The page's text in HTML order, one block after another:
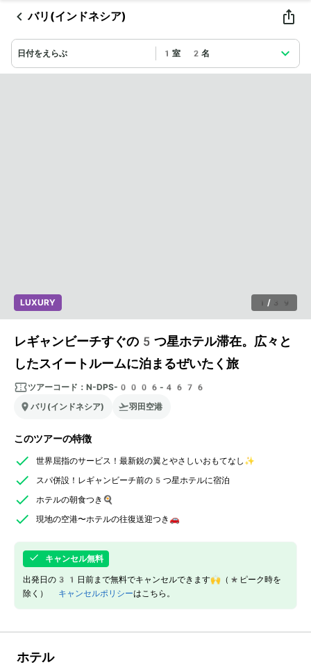
バリ(インドネシア)
日付をえらぶ 1室 2名
1 / 39
LUXURY
レギャンビーチすぐの5つ星ホテル滞在。広々と
したスイートルームに泊まるぜいたく旅
ツアーコード： N-DPS-0006-4676
バリ(インドネシア)
羽田空港
このツアーの特徴
世界屈指のサービス！最新鋭の翼とやさしいおもてなし✨
スパ併設！レギャンビーチ前の5つ星ホテルに宿泊
ホテルの朝食つき🍳
現地の空港〜ホテルの往復送迎つき🚗
キャンセル無料
出発日の31日前まで無料でキャンセルできます🙌（*ピーク時を
除く） キャンセルポリシーはこちら。
ホテル